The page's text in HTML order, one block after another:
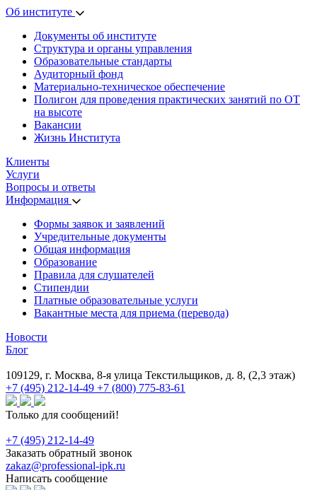
Об институте
Документы об институте
Структура и органы управления
Образовательные стандарты
Аудиторный фонд
Материально-техническое обеспечение
Полигон для проведения практических занятий по ОТ
на высоте
Вакансии
Жизнь Института
Клиенты
Услуги
Вопросы и ответы
Информация
Формы заявок и заявлений
Учредительные документы
Общая информация
Образование
Правила для слушателей
Стипендии
Платные образовательные услуги
Вакантные места для приема (перевода)
Новости
Блог
109129, г. Москва, 8-я улица Текстильщиков, д. 8, (2,3 этаж)
+7 (495) 212-14-49 +7 (800) 775-83-61
Только для сообщений!
+7 (495) 212-14-49
Заказать обратный звонок
zakaz@professional-ipk.ru
Написать сообщение